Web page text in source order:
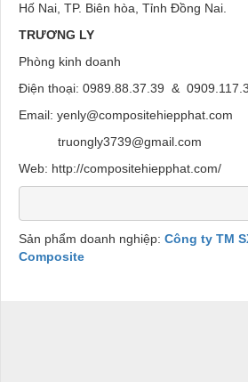
Hố Nai, TP. Biên hòa, Tỉnh Đồng Nai.
TRƯƠNG LY
Phòng kinh doanh
Điện thoại: 0989.88.37.39 &
Email: yenly@compositehiepphat.com
truongly3739@gmail.com
Web: http://compositehiepphat.com/
Sản phẩm doanh nghiệp: Công ty TM
Composite